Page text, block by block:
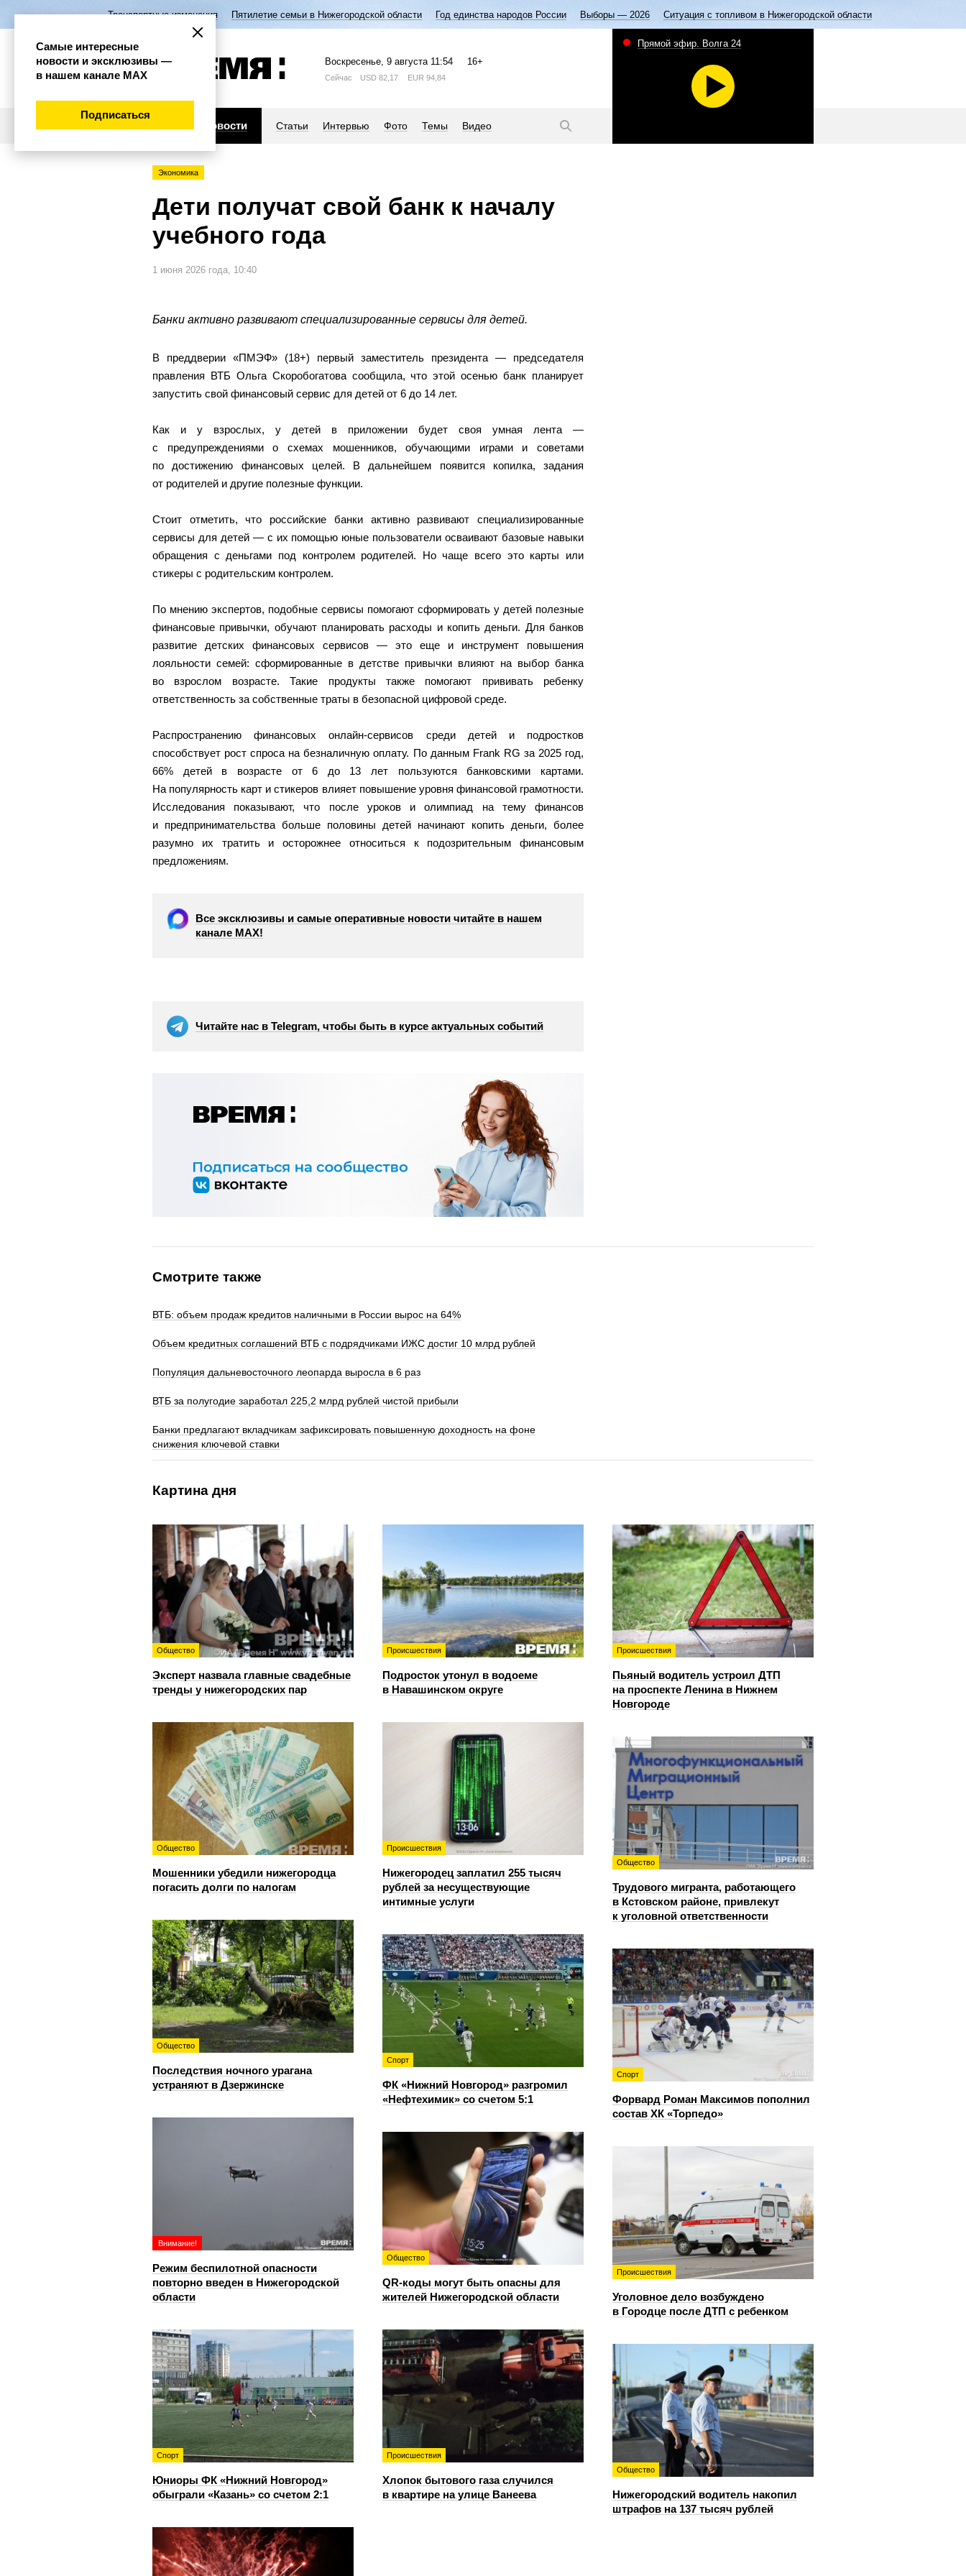
Транспортные изменения Пятилетие семьи в Нижегородской области Год единства народов России Выборы — 2026 Ситуация с топливом в Нижегородской области
Воскресенье, 9 августа 11:54 16+
Сейчас USD 82,17 EUR 94,84
Новости Статьи Интервью Фото Темы Видео
Прямой эфир. Волга 24
Экономика
Дети получат свой банк к началу
учебного года
1 июня 2026 года, 10:40
Банки активно развивают специализированные сервисы для детей.
В преддверии «ПМЭФ» (18+) первый заместитель президента — председателя
правления ВТБ Ольга Скоробогатова сообщила, что этой осенью банк планирует
запустить свой финансовый сервис для детей от 6 до 14 лет.
Как и у взрослых, у детей в приложении будет своя умная лента —
с предупреждениями о схемах мошенников, обучающими играми и советами
по достижению финансовых целей. В дальнейшем появится копилка, задания
от родителей и другие полезные функции.
Стоит отметить, что российские банки активно развивают специализированные
сервисы для детей — с их помощью юные пользователи осваивают базовые навыки
обращения с деньгами под контролем родителей. Но чаще всего это карты или
стикеры с родительским контролем.
По мнению экспертов, подобные сервисы помогают сформировать у детей полезные
финансовые привычки, обучают планировать расходы и копить деньги. Для банков
развитие детских финансовых сервисов — это еще и инструмент повышения
лояльности семей: сформированные в детстве привычки влияют на выбор банка
во взрослом возрасте. Такие продукты также помогают прививать ребенку
ответственность за собственные траты в безопасной цифровой среде.
Распространению финансовых онлайн-сервисов среди детей и подростков
способствует рост спроса на безналичную оплату. По данным Frank RG за 2025 год,
66% детей в возрасте от 6 до 13 лет пользуются банковскими картами.
На популярность карт и стикеров влияет повышение уровня финансовой грамотности.
Исследования показывают, что после уроков и олимпиад на тему финансов
и предпринимательства больше половины детей начинают копить деньги, более
разумно их тратить и осторожнее относиться к подозрительным финансовым
предложениям.
Все эксклюзивы и самые оперативные новости читайте в нашем
канале МАХ!
Читайте нас в Telegram, чтобы быть в курсе актуальных событий
Смотрите также
ВТБ: объем продаж кредитов наличными в России вырос на 64%
Объем кредитных соглашений ВТБ с подрядчиками ИЖС достиг 10 млрд рублей
Популяция дальневосточного леопарда выросла в 6 раз
ВТБ за полугодие заработал 225,2 млрд рублей чистой прибыли
Банки предлагают вкладчикам зафиксировать повышенную доходность на фоне
снижения ключевой ставки
Картина дня
Общество
Эксперт назвала главные свадебные
тренды у нижегородских пар
Происшествия
Подросток утонул в водоеме
в Навашинском округе
Происшествия
Пьяный водитель устроил ДТП
на проспекте Ленина в Нижнем
Новгороде
Общество
Мошенники убедили нижегородца
погасить долги по налогам
Происшествия
Нижегородец заплатил 255 тысяч
рублей за несуществующие
интимные услуги
Общество
Трудового мигранта, работающего
в Кстовском районе, привлекут
к уголовной ответственности
Общество
Последствия ночного урагана
устраняют в Дзержинске
Спорт
ФК «Нижний Новгород» разгромил
«Нефтехимик» со счетом 5:1
Спорт
Форвард Роман Максимов пополнил
состав ХК «Торпедо»
Внимание!
Режим беспилотной опасности
повторно введен в Нижегородской
области
Общество
QR-коды могут быть опасны для
жителей Нижегородской области
Происшествия
Уголовное дело возбуждено
в Городце после ДТП с ребенком
Спорт
Юниоры ФК «Нижний Новгород»
обыграли «Казань» со счетом 2:1
Происшествия
Хлопок бытового газа случился
в квартире на улице Ванеева
Общество
Нижегородский водитель накопил
штрафов на 137 тысяч рублей
Самые интересные
новости и эксклюзивы —
в нашем канале МАХ
Подписаться